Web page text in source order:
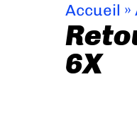
Accueil »
6X